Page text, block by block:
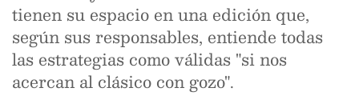
tienen su espacio en una edición que,
según sus responsables, entiende todas
las estrategias como válidas "si nos
acercan al clásico con gozo".